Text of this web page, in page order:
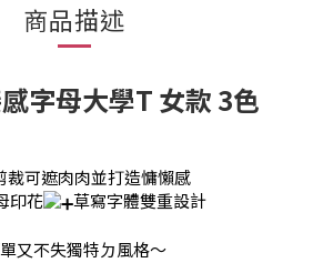
商品描述
字母大學T 女款 3色
裁可遮肉肉並打造慵懶感
印花
草寫字體雙重設計
又不失獨特ㄉ風格～